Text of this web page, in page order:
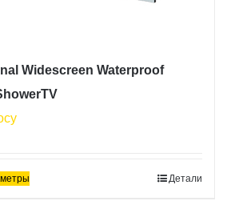
Widescreen Waterproof
Детали